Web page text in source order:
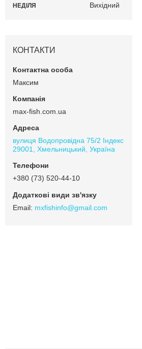
НЕДІЛЯ Вихідний
КОНТАКТИ
Максим
max-fish.com.ua
вулиця Водопровідна 75/2 Індекс
29001, Хмельницький, Україна
+380 (73) 520-44-10
mxfishinfo@gmail.com